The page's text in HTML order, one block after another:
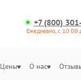
+7 (800)
Ежедневно, с 10:00
Цены О нас